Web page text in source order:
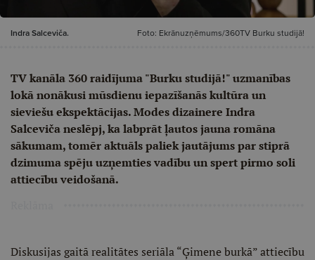
Indra Salceviča. Foto: Ekrānuzņēmums/360TV Burku studijā!
TV kanāla 360 raidījuma "Burku studijā!" uzmanības
lokā nonākusi mūsdienu iepazīšanās kultūra un
sieviešu ekspektācijas. Modes dizainere Indra
Salceviča neslēpj, ka labprāt ļautos jauna romāna
sākumam, tomēr aktuāls paliek jautājums par stiprā
dzimuma spēju uzņemties vadību un spert pirmo soli
attiecību veidošanā.
Diskusijas gaitā realitātes seriāla “Ģimene burkā” attiecību